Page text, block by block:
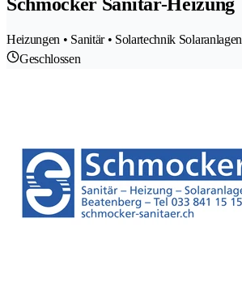
Heizungen • Sanitär • Solartechnik Solaranlagen
Geschlossen